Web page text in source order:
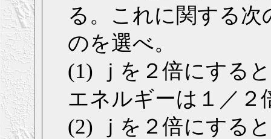
る。これに関する
のを選べ。
(1) ｊを２倍にする
エネルギーは１／２
(2) ｊを２倍にする